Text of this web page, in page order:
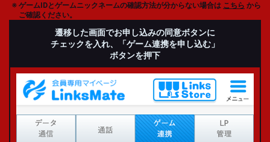
ゲームIDとゲームニックネームの確認方法が分からない場合は こちら から
ご確認ください。
遷移した画面でお申し込みの同意ボタンに
チェックを入れ、
「ゲーム連携を申し込む」
ボタンを押下